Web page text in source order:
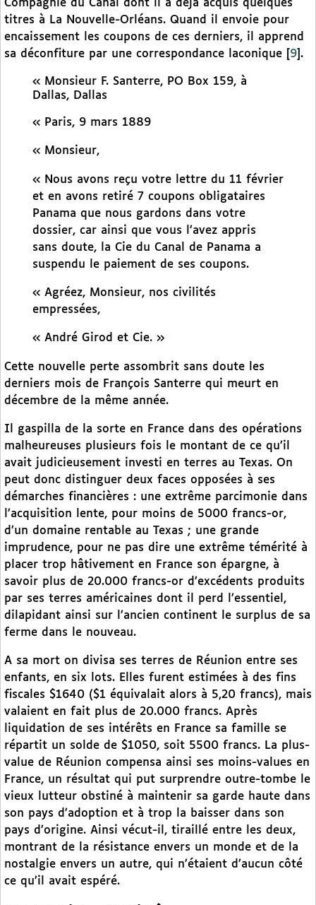
Compagnie du Canal dont il a déjà acquis quelques
titres à La Nouvelle-Orléans. Quand il envoie pour
encaissement les coupons de ces derniers, il apprend
sa déconfiture par une correspondance laconique
9 .
« Monsieur F. Santerre, PO Box 159, à
Dallas, Dallas
« Paris, 9 mars 1889
« Monsieur,
« Nous avons reçu votre lettre du 11 février
et en avons retiré 7 coupons obligataires
Panama que nous gardons dans votre
dossier, car ainsi que vous l’avez appris
sans doute, la Cie du Canal de Panama a
suspendu le paiement de ses coupons.
« Agréez, Monsieur, nos civilités
empressées,
« André Girod et Cie. »
Cette nouvelle perte assombrit sans doute les
derniers mois de François Santerre qui meurt en
décembre de la même année.
Il gaspilla de la sorte en France dans des opérations
malheureuses plusieurs fois le montant de ce qu’il
avait judicieusement investi en terres au Texas. On
peut donc distinguer deux faces opposées à ses
démarches financières : une extrême parcimonie dans
l’acquisition lente, pour moins de 5000 francs-or,
d’un domaine rentable au Texas ; une grande
imprudence, pour ne pas dire une extrême témérité à
placer trop hâtivement en France son épargne, à
savoir plus de 20.000 francs-or d’excédents produits
par ses terres américaines dont il perd l’essentiel,
dilapidant ainsi sur l’ancien continent le surplus de sa
ferme dans le nouveau.
A sa mort on divisa ses terres de Réunion entre ses
enfants, en six lots. Elles furent estimées à des fins
fiscales $1640 ($1 équivalait alors à 5,20 francs), mais
valaient en fait plus de 20.000 francs. Après
liquidation de ses intérêts en France sa famille se
répartit un solde de $1050, soit 5500 francs. La plus-
value de Réunion compensa ainsi ses moins-values en
France, un résultat qui put surprendre outre-tombe le
vieux lutteur obstiné à maintenir sa garde haute dans
son pays d’adoption et à trop la baisser dans son
pays d’origine. Ainsi vécut-il, tiraillé entre les deux,
montrant de la résistance envers un monde et de la
nostalgie envers un autre, qui n’étaient d’aucun côté
ce qu’il avait espéré.